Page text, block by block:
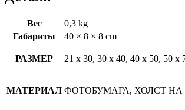
Вес
0,3 kg
Габариты
40 × 8 × 8 cm
РАЗМЕР 21 х 30, 30 х 40, 40 х 50, 50 х
МАТЕРИАЛ ФОТОБУМАГА, ХОЛСТ